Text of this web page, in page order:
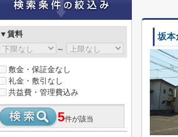
坂本
▼賃料
～
敷金・保証金なし
礼金・敷引なし
共益費・管理費込み
5件が該当